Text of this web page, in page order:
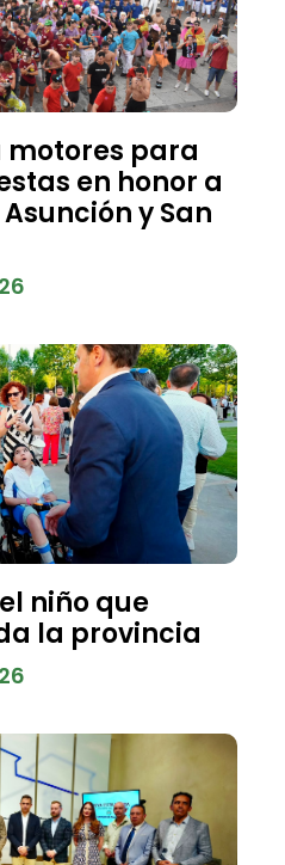
para
en honor a
y San
niño que
la provincia